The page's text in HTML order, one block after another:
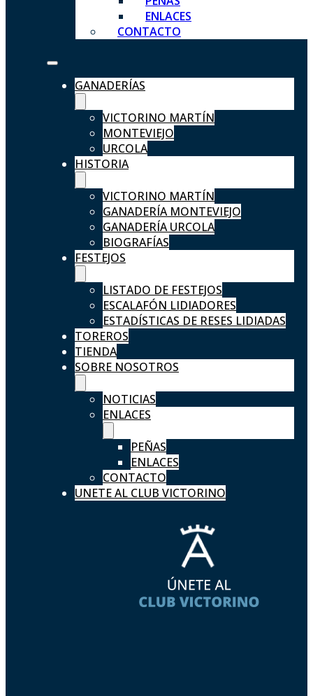
ENLACES
CONTACTO
GANADERÍAS
VICTORINO MARTÍN
MONTEVIEJO
URCOLA
HISTORIA
VICTORINO MARTÍN
GANADERÍA MONTEVIEJO
GANADERÍA URCOLA
BIOGRAFÍAS
FESTEJOS
LISTADO DE FESTEJOS
ESCALAFÓN LIDIADORES
ESTADÍSTICAS DE RESES LIDIADAS
TOREROS
TIENDA
SOBRE NOSOTROS
NOTICIAS
ENLACES
PEÑAS
ENLACES
CONTACTO
UNETE AL CLUB VICTORINO